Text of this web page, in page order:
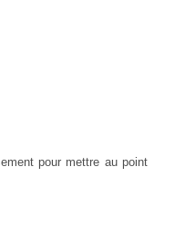
pour mettre au point